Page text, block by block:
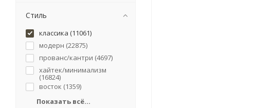
Стиль
классика (11061)
модерн (22875)
прованс/кантри (4697)
хайтек/минимализм
(16824)
восток (1359)
Показать всё...